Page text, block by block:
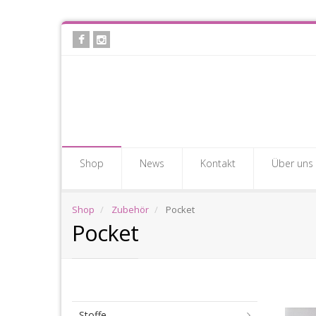
Skip
Shop News Kontakt Über uns
Shop Zubehör Pocket
Pocket